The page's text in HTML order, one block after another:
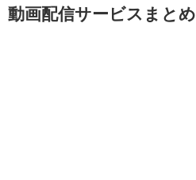
動画配信サービスまとめ